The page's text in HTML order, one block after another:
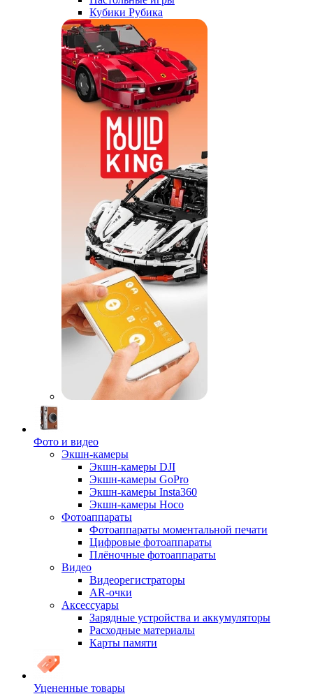
Кубики Рубика
Фото и видео
Экшн-камеры
Экшн-камеры DJI
Экшн-камеры GoPro
Экшн-камеры Insta360
Экшн-камеры Hoco
Фотоаппараты
Фотоаппараты моментальной печати
Цифровые фотоаппараты
Плёночные фотоаппараты
Видео
Видеорегистраторы
AR-очки
Аксессуары
Зарядные устройства и аккумуляторы
Расходные материалы
Карты памяти
Уцененные товары